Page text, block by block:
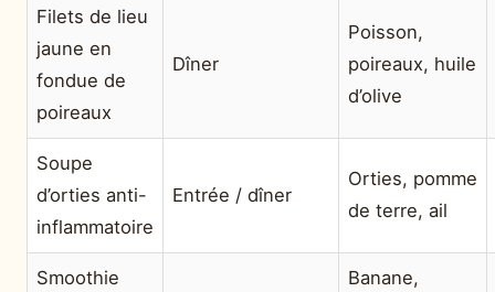
Filets de lieu
jaune en
fondue de
poireaux
Dîner
Poisson,
poireaux, huile
d’olive
Soupe
d’orties anti-
inflammatoire
Entrée / dîner
Orties, pomme
de terre, ail
Smoothie
Banane,